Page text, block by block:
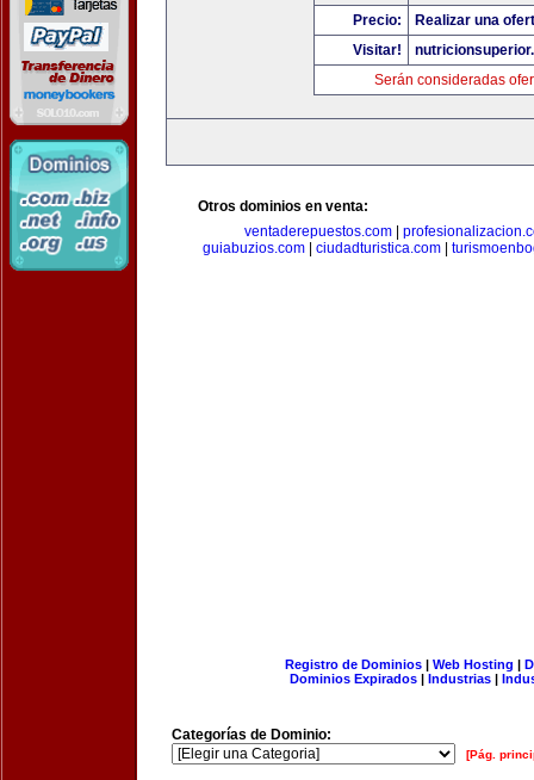
Precio:
Realizar una
Visitar!
Serán consideradas
Otros dominios en venta:
ventaderepuestos.com
guiabuzios.com| ciudadturistica.com|
Registro de Dominios| Web Hosting |
Dominios Expirados | Industrias |
Categorías de Dominio:
[Pág.